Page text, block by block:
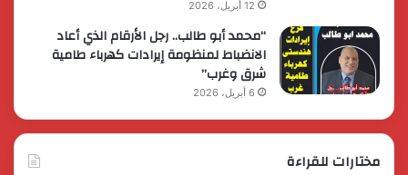
12 أبريل، 2026
“محمد أبو طالب.. رجل الأرقام الذي أعاد
الانضباط لمنظومة إيرادات كهرباء طامية
شرق وغرب”
6 أبريل، 2026
مختارات للقراءة